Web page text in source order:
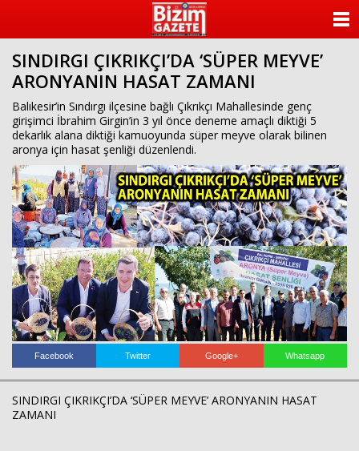
SINDIRGI ÇIKRIKÇI’DA ‘SÜPER MEYVE’
ARONYANIN HASAT ZAMANI
Balıkesir’in Sındırgı ilçesine bağlı Çıkrıkçı Mahallesinde genç
girişimci İbrahim Girgin’in 3 yıl önce deneme amaçlı diktiği 5
dekarlık alana diktiği kamuoyunda süper meyve olarak bilinen
aronya için hasat şenliği düzenlendi.
Facebook Twitter Google+ Whatsapp
SINDIRGI ÇIKRIKÇI’DA ‘SÜPER MEYVE’ ARONYANIN HASAT
ZAMANI
KATEGORİLER
ANKETLER
FOTO GALERİ
VİDEO GALERİ
KÜNYE
İLETİŞİM